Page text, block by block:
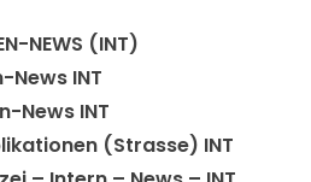
NEWS (INT)
News INT
News INT
(Strasse) INT